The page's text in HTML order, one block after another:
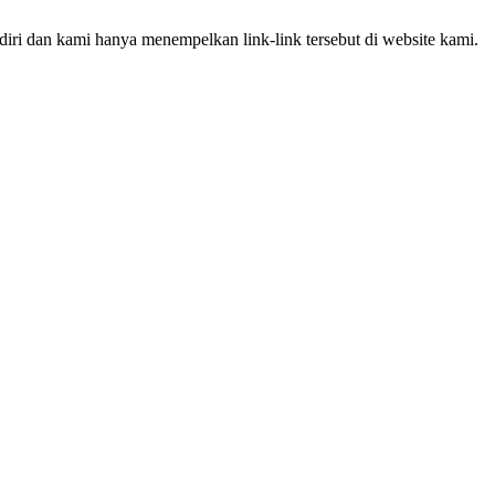
dan kami hanya menempelkan link-link tersebut di website kami.